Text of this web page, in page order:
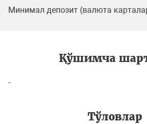
Минимал депозит (валюта
Қўшимча
-
Тўловлар